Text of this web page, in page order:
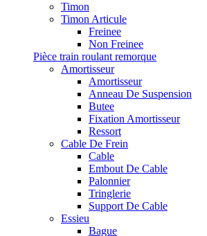
Timon
Timon Articule
Freinee
Non Freinee
Pièce train roulant remorque
Amortisseur
Amortisseur
Anneau De Suspension
Butee
Fixation Amortisseur
Ressort
Cable De Frein
Cable
Embout De Cable
Palonnier
Tringlerie
Support De Cable
Essieu
Bague